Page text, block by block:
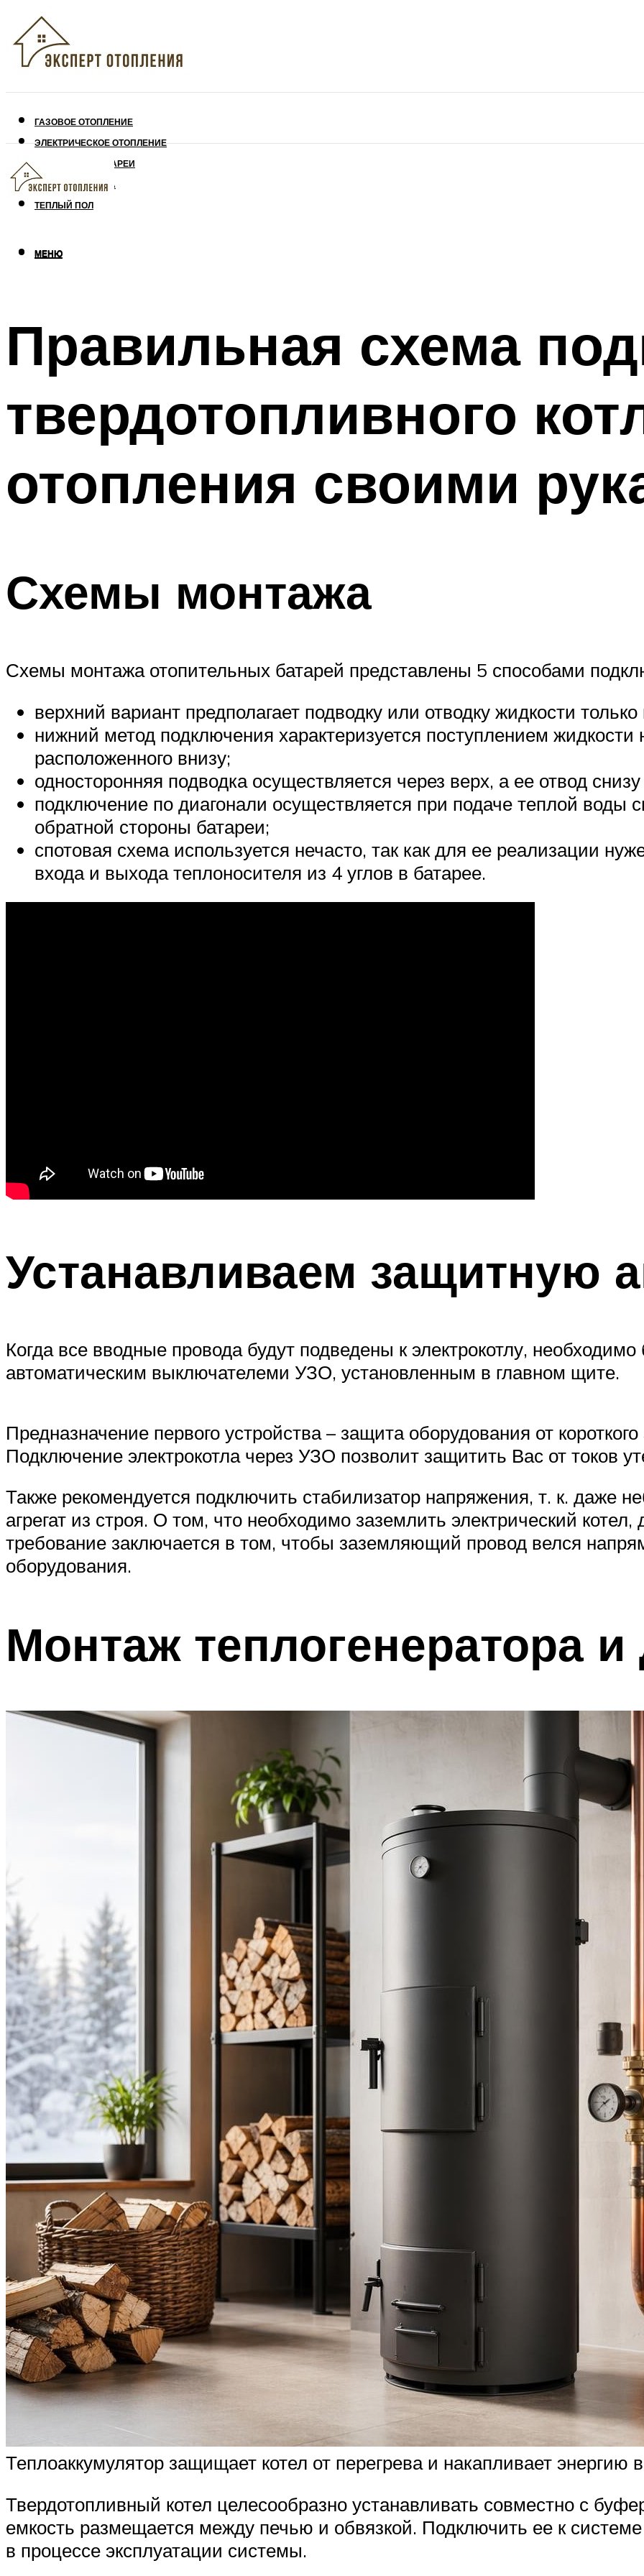
ГАЗОВОЕ ОТОПЛЕНИЕ
ЭЛЕКТРИЧЕСКОЕ ОТОПЛЕНИЕ
СОЛНЕЧНЫЕ БАТАРЕИ
УТЕПЛЕНИЕ ДОМА
ТЕПЛЫЙ ПОЛ
МЕНЮ
МЕНЮ
Правильная схема
твердотопливного
отопления своими
Схемы монтажа
Схемы монтажа отопительных батарей представлены 5 способами
верхний вариант предполагает подводку или отводку жидкости
нижний метод подключения характеризуется поступлением жидкости
расположенного внизу;
односторонняя подводка осуществляется через верх, а ее отвод
подключение по диагонали осуществляется при подаче теплой воды
обратной стороны батареи;
спотовая схема используется нечасто, так как для ее реализации
входа и выхода теплоносителя из 4 углов в батарее.
Устанавливаем защитную
Когда все вводные провода будут подведены к электрокотлу,
автоматическим выключателеми УЗО, установленным в главном щите.
Предназначение первого устройства – защита оборудования от
Подключение электрокотла через УЗО позволит защитить Вас от токов
Также рекомендуется подключить стабилизатор напряжения, т. к. даже
агрегат из строя. О том, что необходимо заземлить электрический
требование заключается в том, чтобы заземляющий провод велся
оборудования.
Монтаж теплогенератора
Теплоаккумулятор защищает котел от перегрева и накапливает энергию
Твердотопливный котел целесообразно устанавливать совместно с
емкость размещается между печью и обвязкой. Подключить ее к
в процессе эксплуатации системы.